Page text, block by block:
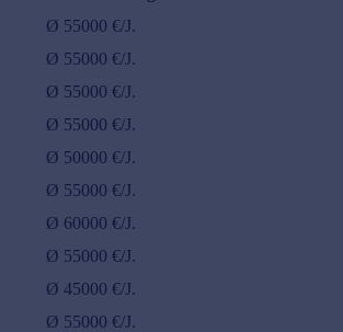
Ø 55000 €/J.
Ø 55000 €/J.
Ø 55000 €/J.
Ø 55000 €/J.
Ø 50000 €/J.
Ø 55000 €/J.
Ø 60000 €/J.
Ø 55000 €/J.
Ø45000 €/J.
Ø 55000 €/J.